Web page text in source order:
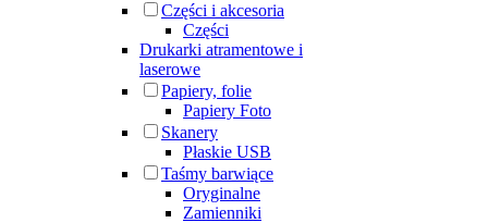
Części i akcesoria
Części
Drukarki atramentowe i
laserowe
Papiery, folie
Papiery Foto
Skanery
Płaskie USB
Taśmy barwiące
Oryginalne
Zamienniki